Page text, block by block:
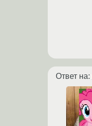
Ответ на: